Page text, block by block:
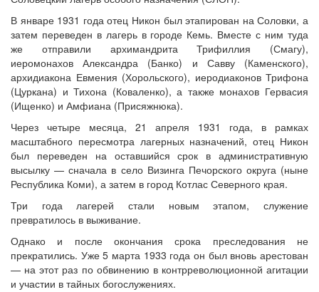
В январе 1931 года отец Никон был этапирован на Соловки, а
затем переведен в лагерь в городе Кемь. Вместе с ним туда
же отправили архимандрита Трифиллия (Смагу),
иеромонахов Александра (Банко) и Савву (Каменского),
архидиакона Евмения (Хорольского), иеродиаконов Трифона
(Цуркана) и Тихона (Коваленко), а также монахов Гервасия
(Ищенко) и Амфиана (Присяжнюка).
Через четыре месяца, 21 апреля 1931 года, в рамках
масштабного пересмотра лагерных назначений, отец Никон
был переведен на оставшийся срок в административную
высылку — сначала в село Визинга Печорского округа (ныне
Республика Коми), а затем в город Котлас Северного края.
Три года лагерей стали новым этапом, служение
превратилось в выживание.
Однако и после окончания срока преследования не
прекратились. Уже 5 марта 1933 года он был вновь арестован
— на этот раз по обвинению в контрреволюционной агитации
и участии в тайных богослужениях.